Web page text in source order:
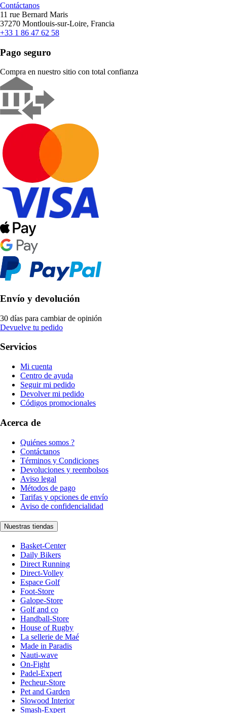
Contáctanos
11 rue Bernard Maris
37270 Montlouis-sur-Loire, Francia
+33 1 86 47 62 58
Pago seguro
Compra en nuestro sitio con total confianza
Envío y devolución
30 días para cambiar de opinión
Devuelve tu pedido
Servicios
Mi cuenta
Centro de ayuda
Seguir mi pedido
Devolver mi pedido
Códigos promocionales
Acerca de
Quiénes somos ?
Contáctanos
Términos y Condiciones
Devoluciones y reembolsos
Aviso legal
Métodos de pago
Tarifas y opciones de envío
Aviso de confidencialidad
Nuestras tiendas
Basket-Center
Daily Bikers
Direct Running
Direct-Volley
Espace Golf
Foot-Store
Galope-Store
Golf and co
Handball-Store
House of Rugby
La sellerie de Maé
Made in Paradis
Nauti-wave
On-Fight
Padel-Expert
Pecheur-Store
Pet and Garden
Slowood Interior
Smash-Expert